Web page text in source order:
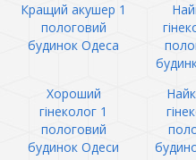
Кращий акушер 1
пологовий
будинок Одеса
Хороший
гінеколог 1
пологовий
будинок Одеси